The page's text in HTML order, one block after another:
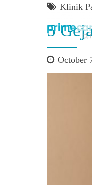
Klinik
5
October